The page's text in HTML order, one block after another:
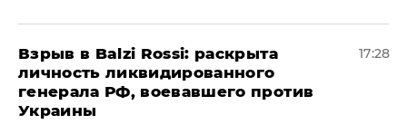
​Взрыв в Balzi Rossi: раскрыта
личность ликвидированного
генерала РФ, воевавшего против
Украины
17:28